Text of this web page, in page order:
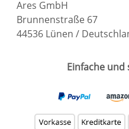
Ares GmbH
Brunnenstraße 67
44536 Lünen /
Einfache und